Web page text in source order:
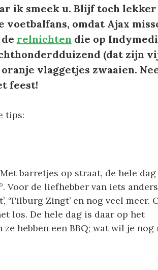
ik smeek u. Blijf toch
voetbalfans, omdat Ajax
relnichten die op
(dat zijn
vlaggetjes zwaaien.
feest!
tips:
barretjes op straat, de hele dag
Voor de liefhebber van iets
‘Tilburg Zingt’ en nog veel meer.
los. De hele dag is daar op het
hebben een BBQ; wat wil je nog